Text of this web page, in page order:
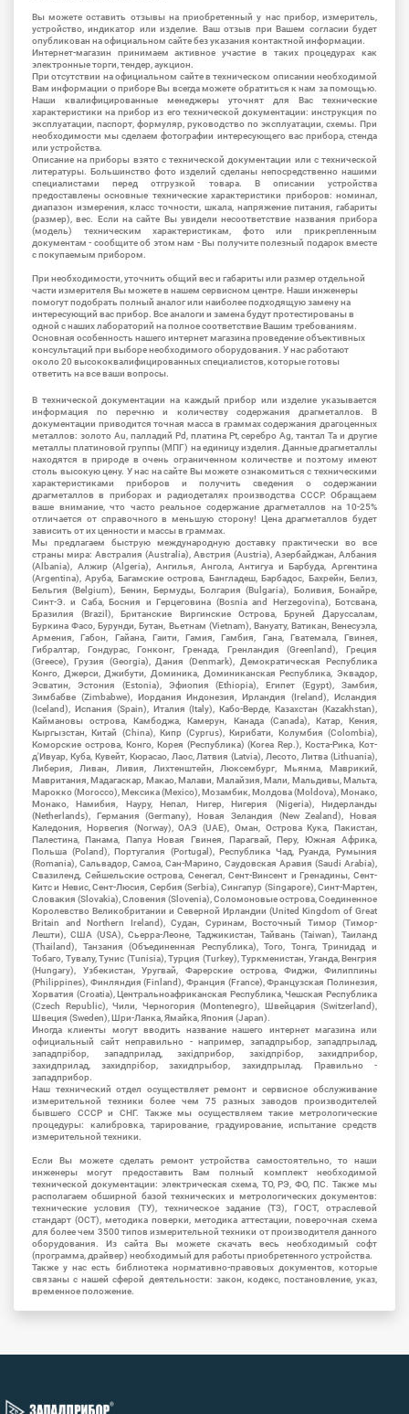
Вы можете оставить отзывы на приобретенный у нас прибор, измеритель,
устройство, индикатор или изделие. Ваш отзыв при Вашем согласии будет
опубликован на официальном сайте без указания контактной информации.
Интернет-магазин принимаем активное участие в таких процедурах как
электронные торги, тендер, аукцион.
При отсутствии на официальном сайте в техническом описании необходимой
Вам информации о приборе Вы всегда можете обратиться к нам за помощью.
Наши квалифицированные менеджеры уточнят для Вас технические
характеристики на прибор из его технической документации: инструкция по
эксплуатации, паспорт, формуляр, руководство по эксплуатации, схемы. При
необходимости мы сделаем фотографии интересующего вас прибора, стенда
или устройства.
Описание на приборы взято с технической документации или с технической
литературы. Большинство фото изделий сделаны непосредственно нашими
специалистами перед отгрузкой товара. В описании устройства
предоставлены основные технические характеристики приборов: номинал,
диапазон измерения, класс точности, шкала, напряжение питания, габариты
(размер), вес. Если на сайте Вы увидели несоответствие названия прибора
(модель) техническим характеристикам, фото или прикрепленным
документам - сообщите об этом нам - Вы получите полезный подарок вместе
с покупаемым прибором.
При необходимости, уточнить общий вес и габариты или размер отдельной
части измерителя Вы можете в нашем сервисном центре. Наши инженеры
помогут подобрать полный аналог или наиболее подходящую замену на
интересующий вас прибор. Все аналоги и замена будут протестированы в
одной с наших лабораторий на полное соответствие Вашим требованиям.
Основная особенность нашего интернет магазина проведение объективных
консультаций при выборе необходимого оборудования. У нас работают
около 20 высококвалифицированных специалистов, которые готовы
ответить на все ваши вопросы.
В технической документации на каждый прибор или изделие указывается
информация по перечню и количеству содержания драгметаллов. В
документации приводится точная масса в граммах содержания драгоценных
металлов: золото Au, палладий Pd, платина Pt, серебро Ag, тантал Ta и другие
металлы платиновой группы (МПГ) на единицу изделия. Данные драгметаллы
находятся в природе в очень ограниченном количестве и поэтому имеют
столь высокую цену. У нас на сайте Вы можете ознакомиться с техническими
характеристиками приборов и получить сведения о содержании
драгметаллов в приборах и радиодеталях производства СССР. Обращаем
ваше внимание, что часто реальное содержание драгметаллов на 10-25%
отличается от справочного в меньшую сторону! Цена драгметаллов будет
зависить от их ценности и массы в граммах.
Мы предлагаем быструю международную доставку практически во все
страны мира: Австралия (Australia), Австрия (Austria), Азербайджан, Албания
(Albania), Алжир (Algeria), Ангилья, Ангола, Антигуа и Барбуда, Аргентина
(Argentina), Аруба, Багамские острова, Бангладеш, Барбадос, Бахрейн, Белиз,
Бельгия (Belgium), Бенин, Бермуды, Болгария (Bulgaria), Боливия, Бонайре,
Синт-Э. и Саба, Босния и Герцеговина (Bosnia and Herzegovina), Ботсвана,
Бразилия (Brazil), Британские Виргинские Острова, Бруней Даруссалам,
Буркина Фасо, Бурунди, Бутан, Вьетнам (Vietnam), Вануату, Ватикан, Венесуэла,
Армения, Габон, Гайана, Гаити, Гамия, Гамбия, Гана, Гватемала, Гвинея,
Гибралтар, Гондурас, Гонконг, Гренада, Гренландия (Greenland), Греция
(Greece), Грузия (Georgia), Дания (Denmark), Демократическая Республика
Конго, Джерси, Джибути, Доминика, Доминиканская Республика, Эквадор,
Эсватин, Эстония (Estonia), Эфиопия (Ethiopia), Египет (Egypt), Замбия,
Зимбабве (Zimbabwe), Иордания Индонезия, Ирландия (Ireland), Исландия
(Iceland), Испания (Spain), Италия (Italy), Кабо-Верде, Казахстан (Kazakhstan),
Каймановы острова, Камбоджа, Камерун, Канада (Canada), Катар, Кения,
Кыргызстан, Китай (China), Кипр (Cyprus), Кирибати, Колумбия (Colombia),
Коморские острова, Конго, Корея (Республика) (Korea Rep.), Коста-Рика, Кот-
д'Ивуар, Куба, Кувейт, Кюрасао, Лаос, Латвия (Latvia), Лесото, Литва (Lithuania),
Либерия, Ливан, Ливия, Лихтенштейн, Люксембург, Мьянма, Маврикий,
Мавритания, Мадагаскар, Макао, Малави, Малайзия, Мали, Мальдивы, Мальта,
Марокко (Morocco), Мексика (Mexico), Мозамбик, Молдова (Moldova), Монако,
Монако, Намибия, Науру, Непал, Нигер, Нигерия (Nigeria), Нидерланды
(Netherlands), Германия (Germany), Новая Зеландия (New Zealand), Новая
Каледония, Норвегия (Norway), ОАЭ (UAE), Оман, Острова Кука, Пакистан,
Палестина, Панама, Папуа Новая Гвинея, Парагвай, Перу, Южная Африка,
Польша (Poland), Португалия (Portugal), Республика Чад, Руанда, Румыния
(Romania), Сальвадор, Самоа, Сан-Марино, Саудовская Аравия (Saudi Arabia),
Свазиленд, Сейшельские острова, Сенегал, Сент-Винсент и Гренадины, Сент-
Китс и Невис, Сент-Люсия, Сербия (Serbia), Сингапур (Singapore), Синт-Мартен,
Словакия (Slovakia), Словения (Slovenia), Соломоновые острова, Соединенное
Королевство Великобритании и Северной Ирландии (United Kingdom of Great
Britain and Northern Ireland), Судан, Суринам, Восточный Тимор (Тимор-
Лешти), США (USA), Сьерра-Леоне, Таджикистан, Тайвань (Taiwan), Таиланд
(Thailand), Танзания (Объединенная Республика), Того, Тонга, Тринидад и
Тобаго, Тувалу, Тунис (Tunisia), Турция (Turkey), Туркменистан, Уганда, Венгрия
(Hungary), Узбекистан, Уругвай, Фарерские острова, Фиджи, Филиппины
(Philippines), Финляндия (Finland), Франция (France), Французская Полинезия,
Хорватия (Croatia), Центральноафриканская Республика, Чешская Республика
(Czech Republic), Чили, Черногория (Montenegro), Швейцария (Switzerland),
Швеция (Sweden), Шри-Ланка, Ямайка, Япония (Japan).
Иногда клиенты могут вводить название нашего интернет магазина или
официальный сайт неправильно - например, западпрыбор, западпрылад,
западпрібор, западприлад, західприбор, західпрібор, захидприбор,
захидприлад, захидпрібор, захидпрыбор, захидпрылад. Правильно -
западприбор.
Наш технический отдел осуществляет ремонт и сервисное обслуживание
измерительной техники более чем 75 разных заводов производителей
бывшего СССР и СНГ. Также мы осуществляем такие метрологические
процедуры: калибровка, тарирование, градуирование, испытание средств
измерительной техники.
Если Вы можете сделать ремонт устройства самостоятельно, то наши
инженеры могут предоставить Вам полный комплект необходимой
технической документации: электрическая схема, ТО, РЭ, ФО, ПС. Также мы
располагаем обширной базой технических и метрологических документов:
технические условия (ТУ), техническое задание (ТЗ), ГОСТ, отраслевой
стандарт (ОСТ), методика поверки, методика аттестации, поверочная схема
для более чем 3500 типов измерительной техники от производителя данного
оборудования. Из сайта Вы можете скачать весь необходимый софт
(программа, драйвер) необходимый для работы приобретенного устройства.
Также у нас есть библиотека нормативно-правовых документов, которые
связаны с нашей сферой деятельности: закон, кодекс, постановление, указ,
временное положение.